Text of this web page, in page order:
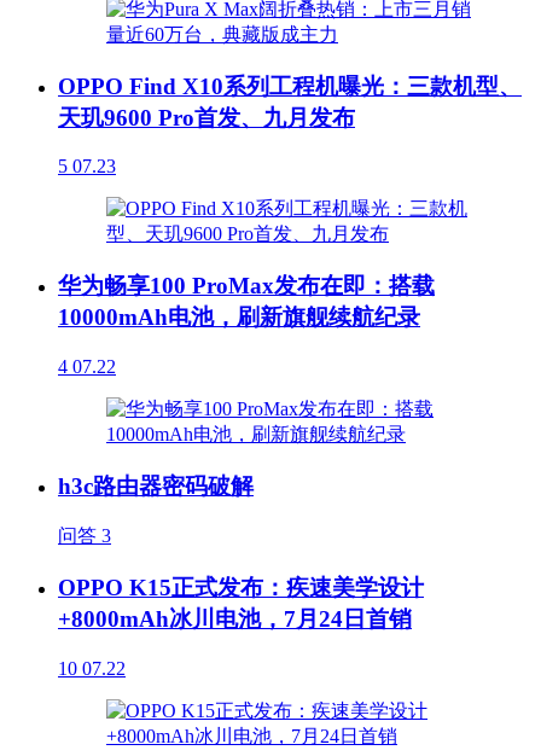
OPPO Find X10系列工程机曝光：三款机型、
天玑9600 Pro首发、九月发布
5 07.23
华为畅享100 ProMax发布在即：搭载
10000mAh电池，刷新旗舰续航纪录
4 07.22
h3c路由器密码破解
问答 3
OPPO K15正式发布：疾速美学设计
+8000mAh冰川电池，7月24日首销
10 07.22